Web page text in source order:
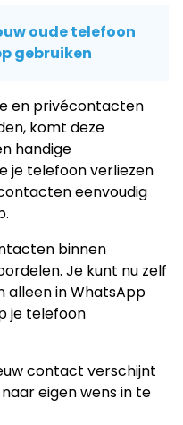
oude telefoon
gebruiken
en privécontacten
komt deze
handige
je telefoon verliezen
eenvoudig
binnen
Je kunt nu zelf
alleen in WhatsApp
je telefoon
contact verschijnt
eigen wens in te